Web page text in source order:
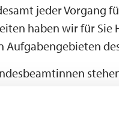
jeder Vorgang
haben wir für
Aufgabengebieten
Vorsprache zu den